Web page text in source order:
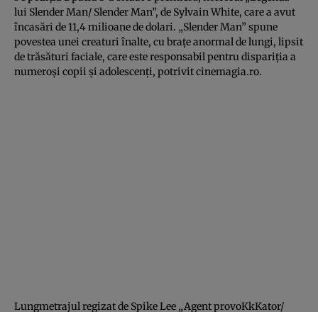
lui Slender Man/ Slender Man”, de Sylvain White, care a avut
încasări de 11,4 milioane de dolari. „Slender Man” spune
povestea unei creaturi înalte, cu braţe anormal de lungi, lipsit
de trăsături faciale, care este responsabil pentru dispariţia a
numeroşi copii şi adolescenţi, potrivit cinemagia.ro.
Lungmetrajul regizat de Spike Lee „Agent provoKkKator/